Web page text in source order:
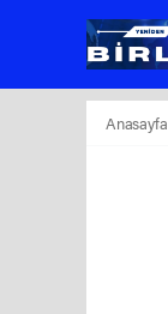
Anasayfa